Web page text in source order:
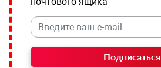
Подписаться